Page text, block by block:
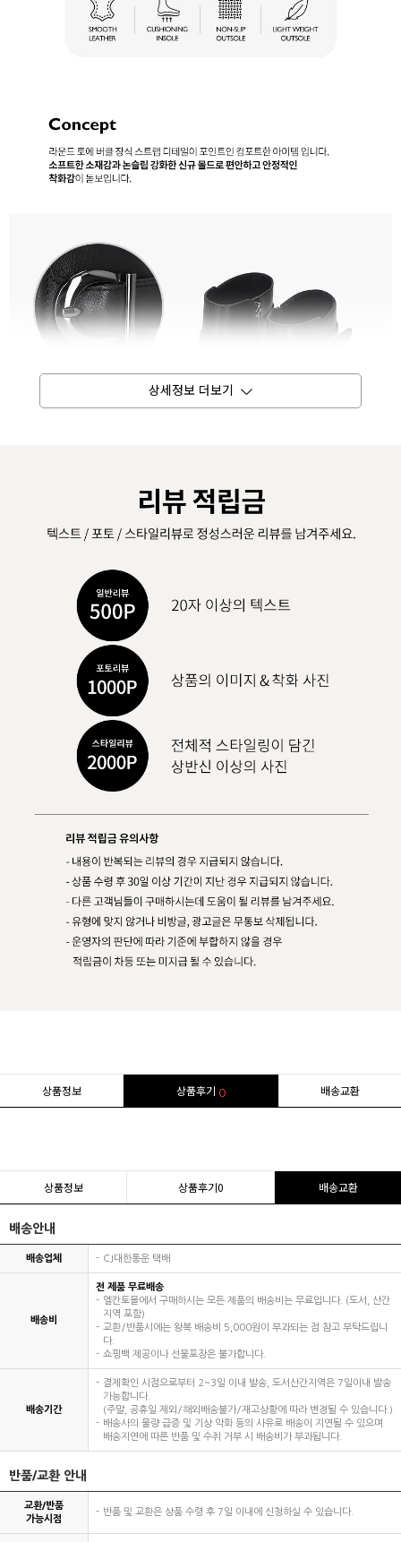
상품정보 상품후기 0 배송교환
상품정보 상품후기0 배송교환
배송안내
배송업체 CJ대한통운 택배
배송비
전 제품 무료배송
엘칸토몰에서 구매하시는 모든 제품의 배송비는 무료입니다. (도서, 산간
지역 포함)
교환/반품시에는 왕복 배송비 5,000원이 부과되는 점 참고 부탁드립니
다.
쇼핑백 제공이나 선물포장은 불가합니다.
배송기간
결제확인 시점으로부터 2~3일 이내 발송, 도서산간지역은 7일이내 발송
가능합니다.
(주말, 공휴일 제외/해외배송불가/재고상황에 따라 변경될 수 있습니다.)
배송사의 물량 급증 및 기상 악화 등의 사유로 배송이 지연될 수 있으며
배송지연에 따른 반품 및 수취 거부 시 배송비가 부과됩니다.
반품/교환 안내
교환/반품
가능시점
반품 및 교환은 상품 수령 후 7일 이내에 신청하실 수 있습니다.